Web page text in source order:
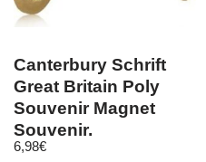
Canterbury Schrift
Great Britain Poly
Souvenir Magnet
Souvenir,
Großbritannien
6,98€